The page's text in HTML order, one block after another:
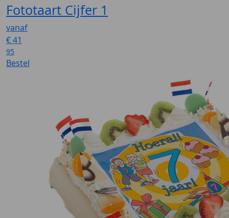
Fototaart Cijfer 1
vanaf
€41
95
Bestel